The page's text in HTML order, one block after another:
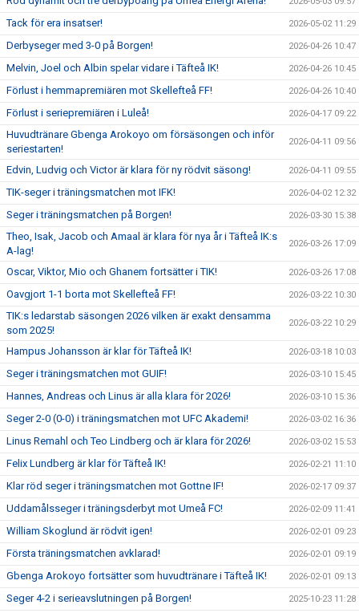
Tack för era insatser! 2026-05-02 11:29
Derbyseger med 3-0 på Borgen! 2026-04-26 10:47
Melvin, Joel och Albin spelar vidare i Täfteå IK! 2026-04-26 10:45
Förlust i hemmapremiären mot Skellefteå FF! 2026-04-26 10:40
Förlust i seriepremiären i Luleå! 2026-04-17 09:22
Huvudtränare Gbenga Arokoyo om försäsongen och inför
seriestarten!
2026-04-11 09:56
Edvin, Ludvig och Victor är klara för ny rödvit säsong! 2026-04-11 09:55
TIK-seger i träningsmatchen mot IFK! 2026-04-02 12:32
Seger i träningsmatchen på Borgen! 2026-03-30 15:38
Theo, Isak, Jacob och Amaal är klara för nya år i Täfteå IK:s
A-lag!
2026-03-26 17:09
Oscar, Viktor, Mio och Ghanem fortsätter i TIK! 2026-03-26 17:08
Oavgjort 1-1 borta mot Skellefteå FF! 2026-03-22 10:30
TIK:s ledarstab säsongen 2026 vilken är exakt densamma
som 2025!
2026-03-22 10:29
Hampus Johansson är klar för Täfteå IK! 2026-03-18 10:03
Seger i träningsmatchen mot GUIF! 2026-03-10 15:45
Hannes, Andreas och Linus är alla klara för 2026! 2026-03-10 15:36
Seger 2-0 (0-0) i träningsmatchen mot UFC Akademi! 2026-03-02 16:36
Linus Remahl och Teo Lindberg och är klara för 2026! 2026-03-02 15:53
Felix Lundberg är klar för Täfteå IK! 2026-02-21 11:10
Klar röd seger i träningsmatchen mot Gottne IF! 2026-02-17 09:37
Uddamålsseger i träningsderbyt mot Umeå FC! 2026-02-09 11:41
William Skoglund är rödvit igen! 2026-02-01 09:23
Första träningsmatchen avklarad! 2026-02-01 09:19
Gbenga Arokoyo fortsätter som huvudtränare i Täfteå IK! 2026-02-01 09:13
Seger 4-2 i serieavslutningen på Borgen! 2025-10-23 11:28